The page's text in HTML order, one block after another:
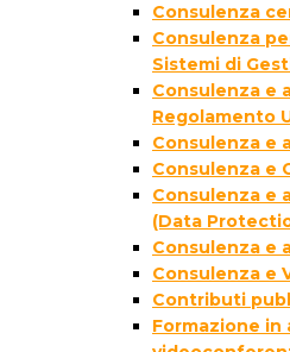
Consulenza
Consulenza
Sistemi di
Consulenza e
Regolamento
Consulenza e
Consulenza e
Consulenza e
(Data
Consulenza e
Consulenza e
Contributi
Formazione in